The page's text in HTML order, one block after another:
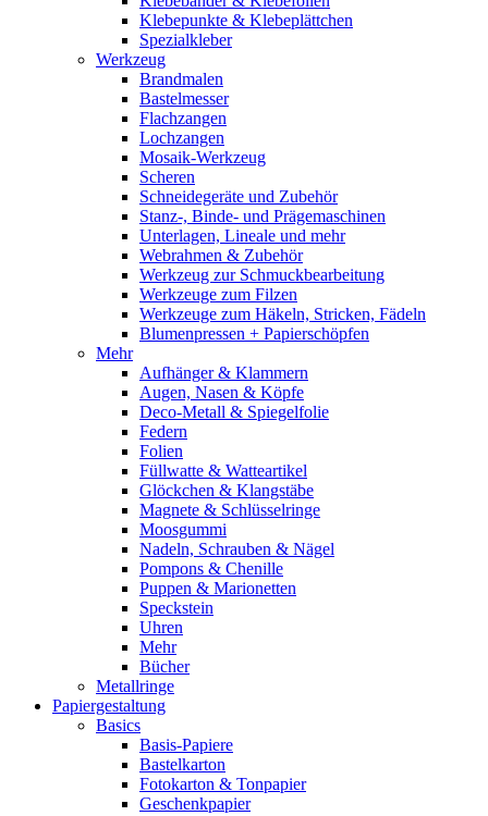
Klebepunkte & Klebeplättchen
Spezialkleber
Werkzeug
Brandmalen
Bastelmesser
Flachzangen
Lochzangen
Mosaik-Werkzeug
Scheren
Schneidegeräte und Zubehör
Stanz-, Binde- und Prägemaschinen
Unterlagen, Lineale und mehr
Webrahmen & Zubehör
Werkzeug zur Schmuckbearbeitung
Werkzeuge zum Filzen
Werkzeuge zum Häkeln, Stricken, Fädeln
Blumenpressen + Papierschöpfen
Mehr
Aufhänger & Klammern
Augen, Nasen & Köpfe
Deco-Metall & Spiegelfolie
Federn
Folien
Füllwatte & Watteartikel
Glöckchen & Klangstäbe
Magnete & Schlüsselringe
Moosgummi
Nadeln, Schrauben & Nägel
Pompons & Chenille
Puppen & Marionetten
Speckstein
Uhren
Mehr
Bücher
Metallringe
Papiergestaltung
Basics
Basis-Papiere
Bastelkarton
Fotokarton & Tonpapier
Geschenkpapier